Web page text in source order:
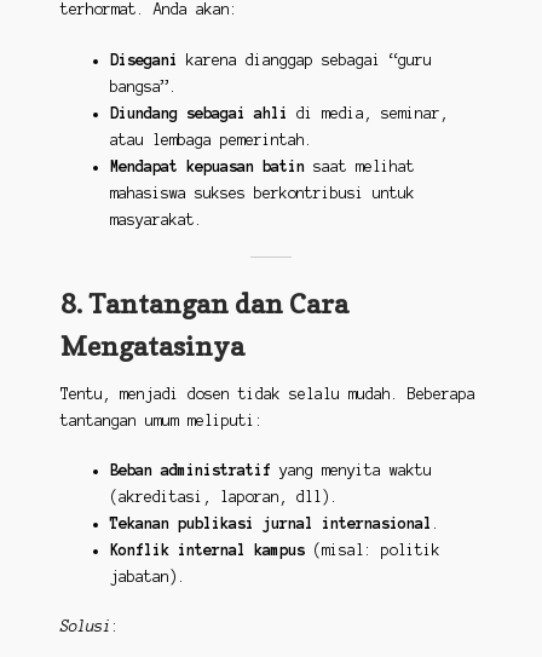
terhormat. Anda akan:
Disegani
karena dianggap sebagai “guru
bangsa”.
Diundang sebagai ahli
di media, seminar,
atau lembaga pemerintah.
Mendapat kepuasan batinsaat melihat
mahasiswa sukses berkontribusi untuk
masyarakat.
8. Tantangan dan Cara
Mengatasinya
Tentu, menjadi dosen tidak selalu mudah. Beberapa
tantangan umum meliputi:
Beban administratif yang menyita waktu
(akreditasi, laporan, dll).
Tekanan publikasi jurnal internasional
Konflik internal kampus(misal: politik
jabatan).
Solusi :